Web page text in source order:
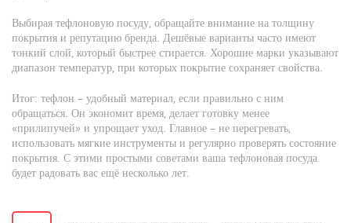
Выбирая тефлоновую посуду, обращайте внимание на толщину
покрытия и репутацию бренда. Дешёвые варианты часто имеют
тонкий слой, который быстрее стирается. Хорошие марки указывают
диапазон температур, при которых покрытие сохраняет свойства.
Итог: тефлон – удобный материал, если правильно с ним
обращаться. Он экономит время, делает готовку менее
«прилипучей» и упрощает уход. Главное – не перегревать,
использовать мягкие инструменты и регулярно проверять состояние
покрытия. С этими простыми советами ваша тефлоновая посуда
будет радовать вас ещё несколько лет.